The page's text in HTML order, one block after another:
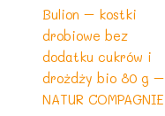
Bulion – kostki
drobiowe bez
dodatku cukrów i
drożdży bio 80 g –
NATUR COMPAGNIE